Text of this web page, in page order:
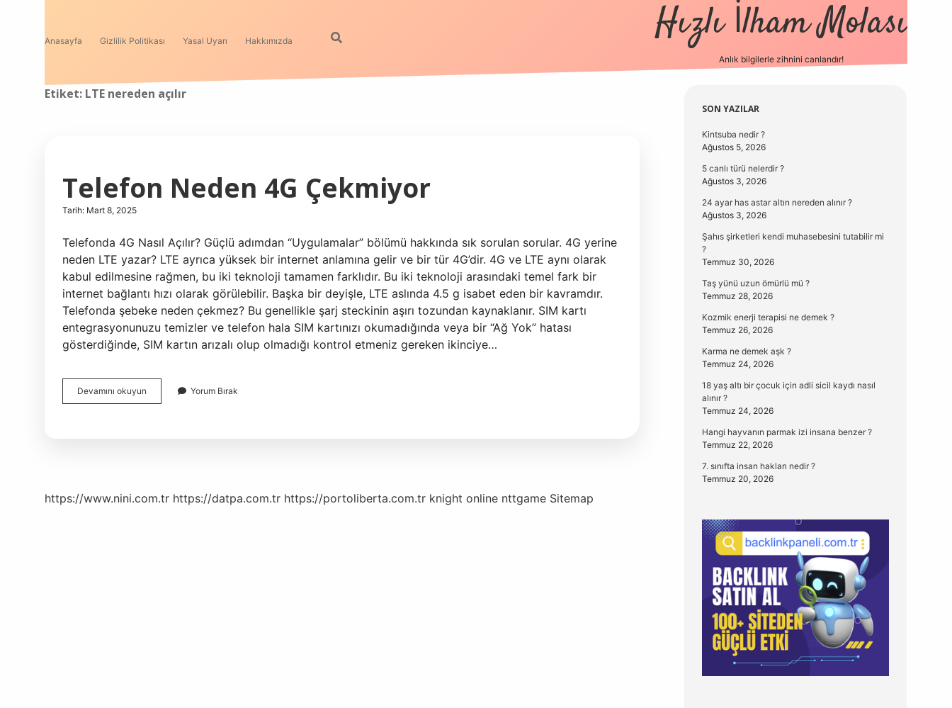
Anasayfa Gizlilik Politikası Yasal Uyarı Hakkımızda Hızlı İlham Molası
Anlık bilgilerle zihnini canlandır!
Etiket: LTE nereden açılır
Telefon Neden 4G Çekmiyor
Tarih: Mart 8, 2025
Telefonda 4G Nasıl Açılır? Güçlü adımdan “Uygulamalar” bölümü hakkında sık sorulan sorular. 4G yerine
neden LTE yazar? LTE ayrıca yüksek bir internet anlamına gelir ve bir tür 4G’dir. 4G ve LTE aynı olarak
kabul edilmesine rağmen, bu iki teknoloji tamamen farklıdır. Bu iki teknoloji arasındaki temel fark bir
internet bağlantı hızı olarak görülebilir. Başka bir deyişle, LTE aslında 4.5 g isabet eden bir kavramdır.
Telefonda şebeke neden çekmez? Bu genellikle şarj steckinin aşırı tozundan kaynaklanır. SIM kartı
entegrasyonunuzu temizler ve telefon hala SIM kartınızı okumadığında veya bir “Ağ Yok” hatası
gösterdiğinde, SIM kartın arızalı olup olmadığı kontrol etmeniz gereken ikinciye…
Devamını okuyun
Neden
Yorum Bırak
https://www.nini.com.tr https://datpa.com.tr https://portoliberta.com.tr knight online nttgame Sitemap
Sidebar
SON YAZILAR
Kintsuba nedir ?
Ağustos 5, 2026
5 canlı türü nelerdir ?
Ağustos 3, 2026
24 ayar has astar altın nereden alınır ?
Ağustos 3, 2026
Şahıs şirketleri kendi muhasebesini tutabilir mi
?
Temmuz 30, 2026
Taş yünü uzun ömürlü mü ?
Temmuz 28, 2026
Kozmik enerji terapisi ne demek ?
Temmuz 26, 2026
Karma ne demek aşk ?
Temmuz 24, 2026
18 yaş altı bir çocuk için adli sicil kaydı nasıl
alınır ?
Temmuz 24, 2026
Hangi hayvanın parmak izi insana benzer ?
Temmuz 22, 2026
7. sınıfta insan hakları nedir ?
Temmuz 20, 2026